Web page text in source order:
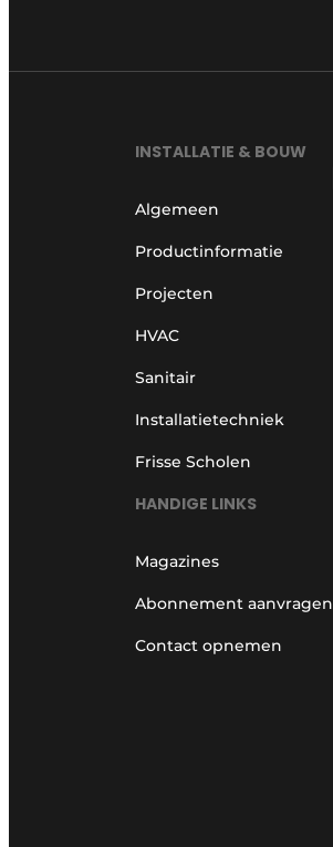
INSTALLATIE & BOUW
Algemeen
Productinformatie
Projecten
HVAC
Sanitair
Installatietechniek
Frisse Scholen
HANDIGE LINKS
Magazines
Abonnement aanvragen
Contact opnemen